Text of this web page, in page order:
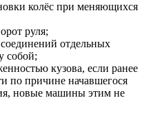
колёс при меняющихся
руля;
отдельных
собой;
кузова, если ранее
по причине начавшегося
новые машины этим не